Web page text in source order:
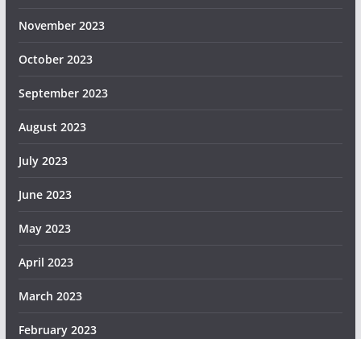
November 2023
October 2023
September 2023
August 2023
July 2023
June 2023
May 2023
April 2023
March 2023
February 2023